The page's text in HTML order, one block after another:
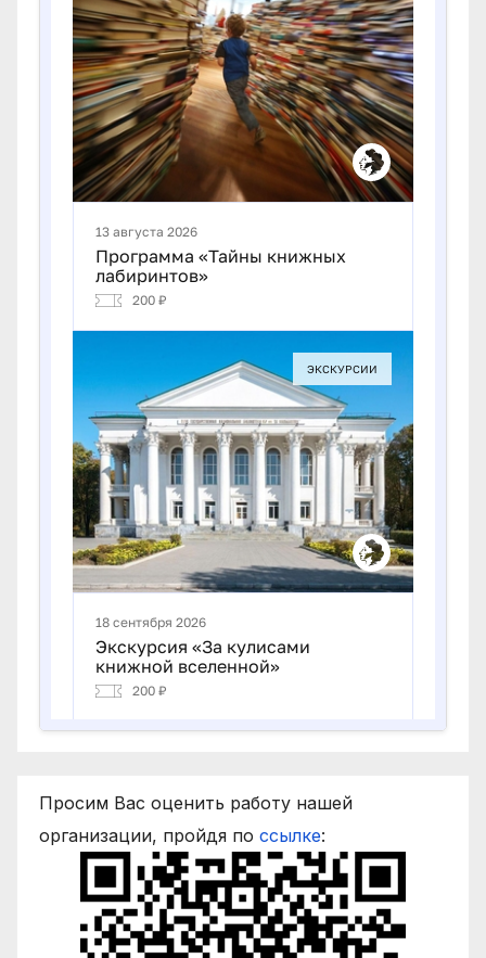
Просим Вас оценить работу нашей
организации, пройдя по ссылке: